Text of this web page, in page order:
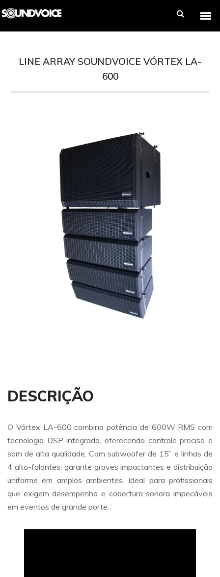
LINE ARRAY SOUNDVOICE VÓRTEX LA-
600
DESCRIÇÃO
O Vórtex LA-600 combina potência de 600W RMS com
tecnologia DSP integrada, oferecendo controle preciso e
som de alta qualidade. Com subwoofer de 15” e linhas de
4 alto-falantes, garante graves impactantes e distribuição
uniforme em amplos ambientes. Ideal para profissionais
que exigem desempenho e cobertura sonora impecáveis
em eventos de grande porte.